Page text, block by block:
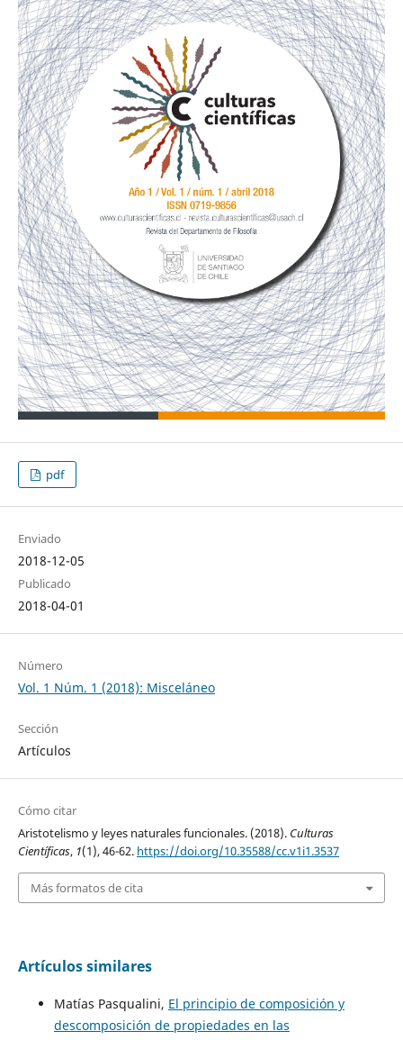
pdf
Enviado
2018-12-05
Publicado
2018-04-01
Número
Vol. 1 Núm. 1 (2018): Misceláneo
Sección
Artículos
Cómo citar
Aristotelismo y leyes naturales funcionales. (2018). Culturas
Científicas, 1(1), 46-62. https://doi.org/10.35588/cc.v1i1.3537
Más formatos de cita
Artículos similares
Matías Pasqualini, El principio de composición y
descomposición de propiedades en las